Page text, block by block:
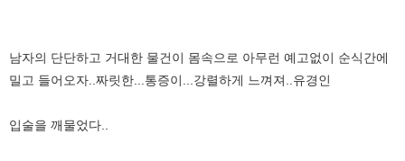
남자의 단단하고 거대한 물건이 몸속으로 아무런 예고없이 순식간에
밀고 들어오자..짜릿한...통증이...강렬하게 느껴져..유경인
입술을 깨물었다..